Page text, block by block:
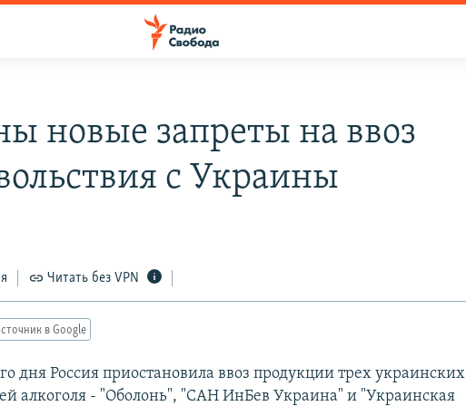
новые запреты на ввоз
с Украины
Читать без VPN
в Google
дня Россия приостановила ввоз продукции трех украинских
алкоголя - "Оболонь", "САН ИнБев Украина" и "Украинская